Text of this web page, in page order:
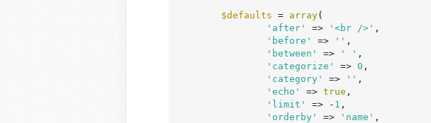
$defaults = array(
'after'
=> '<br />' ,
'before'
=> '' ,
'between'
=> ' ' ,
'categorize'
=> 0 ,
'category'
=> '' ,
'echo'
=> true ,
'limit'
=> - 1 ,
'orderby'
=> 'name' ,